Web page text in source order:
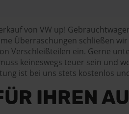
von VW up!
Überraschungen schließen
Verschleißteilen ein. Gerne
keineswegs teuer sein und
ist bei uns stets kostenlos
IHREN